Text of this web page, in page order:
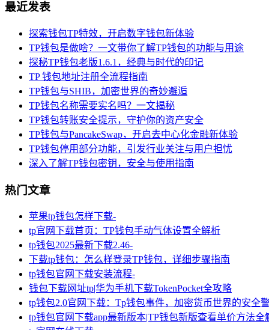
最近发表
探索钱包TP特效，开启数字钱包新体验
TP钱包是做啥？一文带你了解TP钱包的功能与用途
探秘TP钱包老版1.6.1，经典与时代的印记
TP 钱包地址注册全流程指南
TP钱包与SHIB，加密世界的奇妙邂逅
TP钱包名称需要实名吗？一文揭秘
TP钱包转账安全提示，守护你的资产安全
TP钱包与PancakeSwap，开启去中心化金融新体验
TP钱包停用部分功能，引发行业关注与用户担忧
深入了解TP钱包密钥，安全与使用指南
热门文章
苹果tp钱包怎样下载-
tp官网下载首页：TP钱包手动气体设置全解析
tp钱包2025最新下载2.46-
下载tp钱包：怎么样登录TP钱包，详细步骤指南
tp钱包官网下载安装流程-
钱包下载网址tp|华为手机下载TokenPocket全攻略
tp钱包2.0官网下载：Tp钱包事件，加密货币世界的安全
tp钱包官网下载app最新版本|TP钱包新版查看单价方法全